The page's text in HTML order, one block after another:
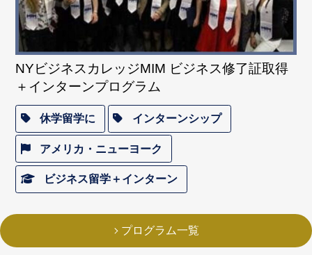
NYビジネスカレッジMIM ビジネス修了証取得
＋インターンプログラム
休学留学に インターンシップ
アメリカ・ニューヨーク
ビジネス留学＋インターン
プログラム一覧